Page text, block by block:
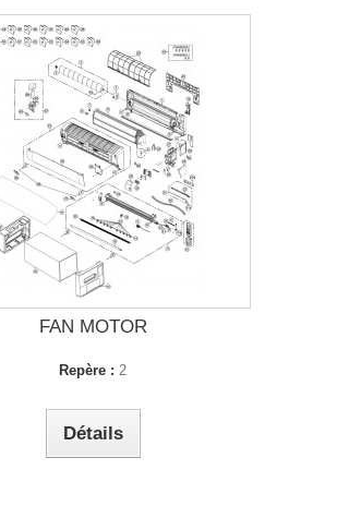
FAN MOTOR
Repère : 2
Détails